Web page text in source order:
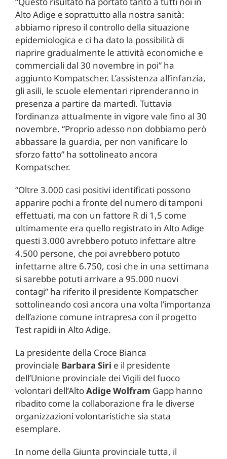
Alto Adige e soprattutto alla nostra sanità:
abbiamo ripreso il controllo della situazione
epidemiologica e ci ha dato la possibilità di
riaprire gradualmente le attività economiche e
commerciali dal 30 novembre in poi” ha
aggiunto Kompatscher. L’assistenza all’infanzia,
gli asili, le scuole elementari riprenderanno in
presenza a partire da martedì. Tuttavia
l’ordinanza attualmente in vigore vale fino al 30
novembre. “Proprio adesso non dobbiamo però
abbassare la guardia, per non vanificare lo
sforzo fatto” ha sottolineato ancora
Kompatscher.
“Oltre 3.000 casi positivi identificati possono
apparire pochi a fronte del numero di tamponi
effettuati, ma con un fattore R di 1,5 come
ultimamente era quello registrato in Alto Adige
questi 3.000 avrebbero potuto infettare altre
4.500 persone, che poi avrebbero potuto
infettarne altre 6.750, così che in una settimana
si sarebbe potuti arrivare a 95.000 nuovi
contagi” ha riferito il presidente Kompatscher
sottolineando così ancora una volta l’importanza
dell’azione comune intrapresa con il progetto
Test rapidi in Alto Adige.
La presidente della Croce Bianca
provinciale Barbara Siri e il presidente
dell’Unione provinciale dei Vigili del fuoco
volontari dell’AltoAdige Wolfram Gapp hanno
ribadito come la collaborazione fra le diverse
organizzazioni volontaristiche sia stata
esemplare.
In nome della Giunta provinciale tutta, il